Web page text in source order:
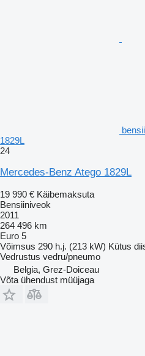
1829L
24
Mercedes-Benz Atego 1829L
19 990 € Käibemaksuta
Bensiiniveok
2011
264 496 km
Euro 5
Võimsus 290 h.j. (213 kW) Kütus
Vedrustus vedru/pneumo
Belgia, Grez-Doiceau
Võta ühendust müüjaga